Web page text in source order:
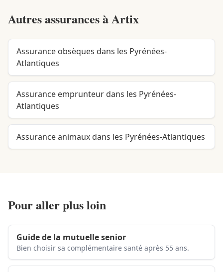
Autres assurances àArtix
Assurance obsèques dans les Pyrénées-
Atlantiques
Assurance emprunteur dans les Pyrénées-
Atlantiques
Assurance animaux dans les Pyrénées-Atlantiques
Pour aller plus loin
Guide de la mutuelle senior
Bien choisir sa complémentaire santé après 55 ans.